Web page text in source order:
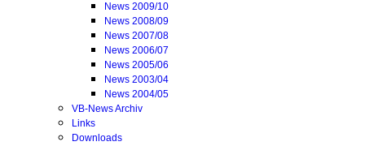
News 2009/10
News 2008/09
News 2007/08
News 2006/07
News 2005/06
News 2003/04
News 2004/05
VB-News Archiv
Links
Downloads